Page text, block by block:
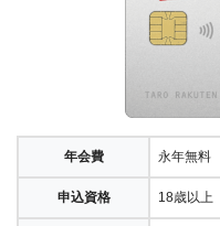
年会費 永年無料
申込資格 18歳以上